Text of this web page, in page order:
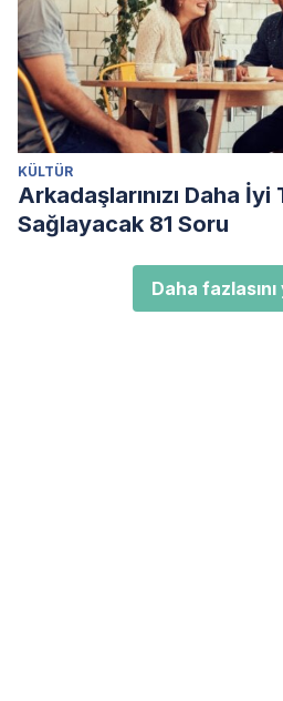
KÜLTÜR
Arkadaşlarınızı Daha İyi
Sağlayacak 81 Soru
Daha